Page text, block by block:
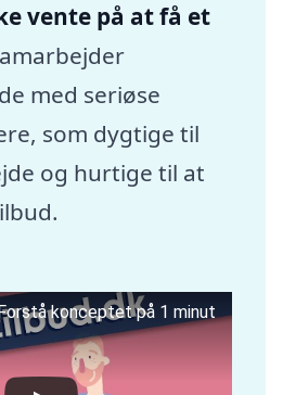
vente på at få et
med seriøse
som dygtige til
og hurtige til at
konceptet på 1 minut